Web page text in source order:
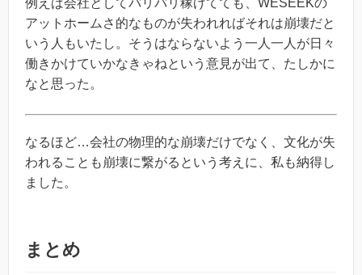
アットホームさ的なものが失われればそれは崩壊だと
いう人もいたし。そうはならないよう一人一人が日々
働きかけていかなきゃねという意見が出て、たしかに
なと思った。
なるほど…会社の物理的な崩壊だけでなく、文化が失
われることも崩壊に繋がるという考えに、私も納得し
ました。
まとめ